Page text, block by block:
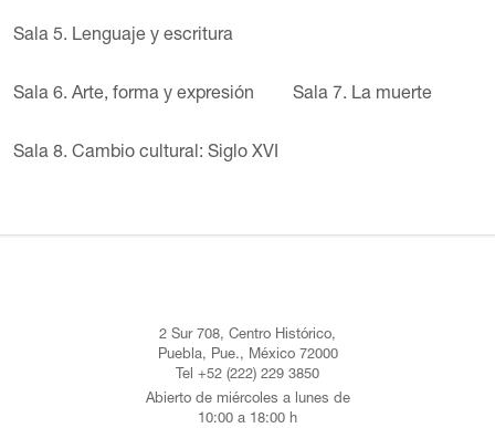
Sala 5. Lenguaje y escritura
Sala 6. Arte, forma y expresión Sala 7. La muerte
Sala 8. Cambio cultural: Siglo XVI
2 Sur 708, Centro Histórico,
Puebla, Pue., México 72000
Tel +52 (222) 229 3850
Abierto de miércoles a lunes de
10:00 a 18:00 h